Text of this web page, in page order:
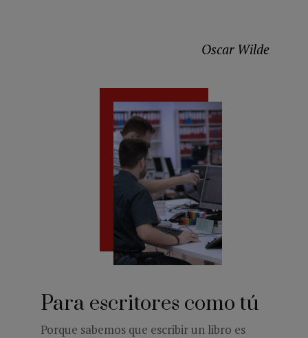
Oscar Wilde
Para escritores como tú
Porque sabemos que escribir un libro es